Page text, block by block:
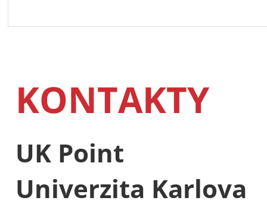
KONTAKTY
UK Point
Univerzita Karlova